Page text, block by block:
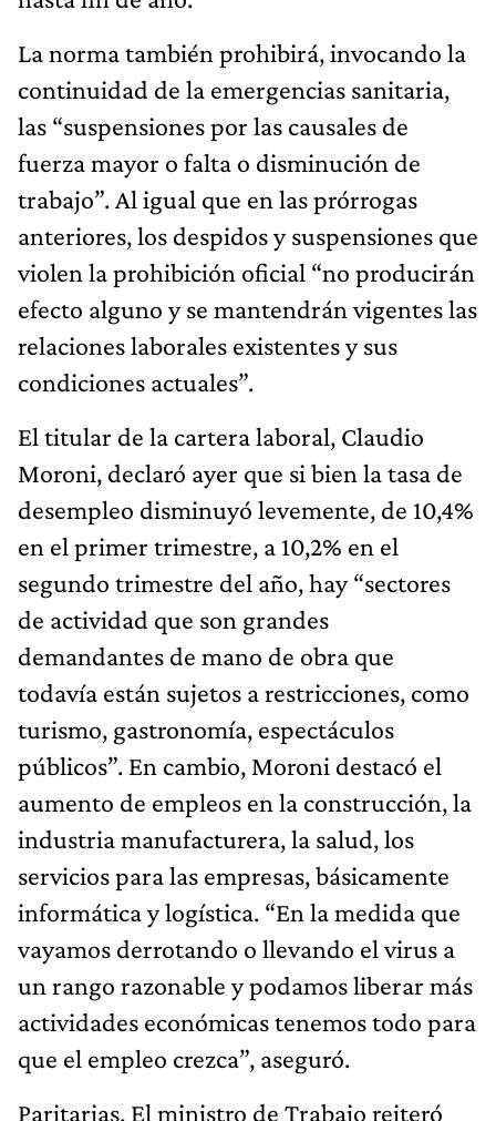
La norma también prohibirá, invocando la
continuidad de la emergencias sanitaria,
las “suspensiones por las causales de
fuerza mayor o falta o disminución de
trabajo”. Al igual que en las prórrogas
anteriores, los despidos y suspensiones que
violen la prohibición oficial “no producirán
efecto alguno y se mantendrán vigentes las
relaciones laborales existentes y sus
condiciones actuales”.
El titular de la cartera laboral, Claudio
Moroni, declaró ayer que si bien la tasa de
desempleo disminuyó levemente, de 10,4%
en el primer trimestre, a 10,2% en el
segundo trimestre del año, hay “sectores
de actividad que son grandes
demandantes de mano de obra que
todavía están sujetos a restricciones, como
turismo, gastronomía, espectáculos
públicos”. En cambio, Moroni destacó el
aumento de empleos en la construcción, la
industria manufacturera, la salud, los
servicios para las empresas, básicamente
informática y logística. “En la medida que
vayamos derrotando o llevando el virus a
un rango razonable y podamos liberar más
actividades económicas tenemos todo para
que el empleo crezca”, aseguró.
Paritarias. El ministro de Trabajo reiteró